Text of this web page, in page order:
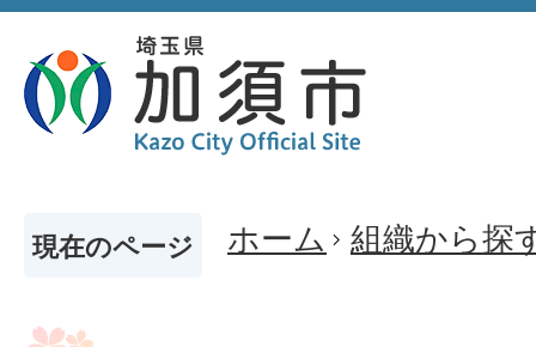
現在のページ ホーム 組織から探